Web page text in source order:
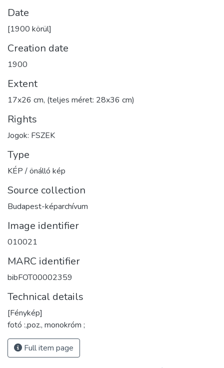
Date
[1900 körül]
Creation date
1900
Extent
17x26 cm, (teljes méret: 28x36 cm)
Rights
Jogok: FSZEK
Type
KÉP / önálló kép
Source collection
Budapest-képarchívum
Image identifier
010021
MARC identifier
bibFOT00002359
Technical details
[Fénykép]
fotó :,poz., monokróm ;
Full item page